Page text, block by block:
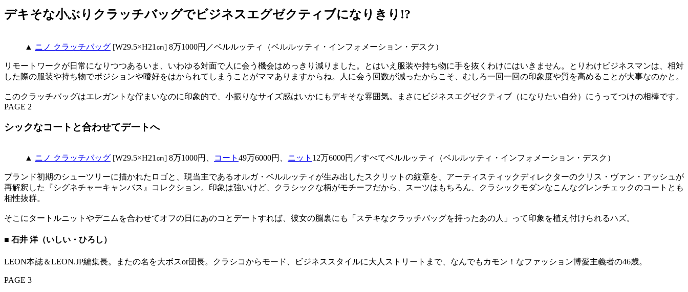
デキそな小ぶりクラッチバッグでビジネスエグゼクティブになりきり!?
▲ ニノ クラッチバッグ [W29.5×H21㎝] 8万1000円／ベルルッティ（ベルルッティ・インフォメーション・デスク）
リモートワークが日常になりつつあるいま、いわゆる対面で人に会う機会はめっきり減りました。とはいえ服装や持ち物に手を抜くわけにはいきません。とりわけビジネスマンは、相対
した際の服装や持ち物でポジションや嗜好をはかられてしまうことがママありますからね。人に会う回数が減ったからこそ、むしろ一回一回の印象度や質を高めることが大事なのかと。
このクラッチバッグはエレガントな佇まいなのに印象的で、小振りなサイズ感はいかにもデキそな雰囲気。まさにビジネスエグゼクティブ（になりたい自分）にうってつけの相棒です。
PAGE 2
シックなコートと合わせてデートへ
▲ ニノ クラッチバッグ [W29.5×H21㎝] 8万1000円、 コート 49万6000円、 ニット 12万6000円／すべてベルルッティ（ベルルッティ・インフォメーション・デスク）
ブランド初期のシューツリーに描かれたロゴと、現当主であるオルガ・ベルルッティが生み出したスクリットの紋章を、アーティスティックディレクターのクリス・ヴァン・アッシュが
再解釈した『シグネチャーキャンバス』コレクション。印象は強いけど、クラシックな柄がモチーフだから、スーツはもちろん、クラシックモダンなこんなグレンチェックのコートとも
相性抜群。
そこにタートルニットやデニムを合わせてオフの日にあのコとデートすれば、彼女の脳裏にも「ステキなクラッチバッグを持ったあの人」って印象を植え付けられるハズ。
■ 石井 洋（いしい・ひろし）
LEON本誌＆LEON.JP編集長。またの名を大ボスor団長。クラシコからモード、ビジネススタイルに大人ストリートまで、なんでもカモン！なファッション博愛主義者の46歳。
PAGE 3